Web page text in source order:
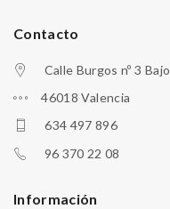
Contacto
Calle Burgos nº 3 Bajo
46018 Valencia
634 497 896
96 370 22 08
Información